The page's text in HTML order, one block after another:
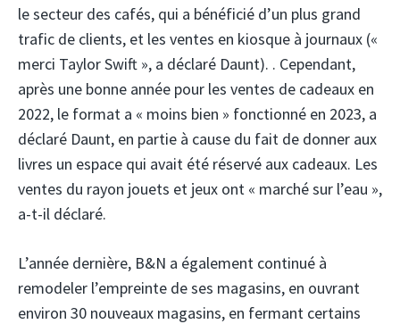
le secteur des cafés, qui a bénéficié d’un plus grand
trafic de clients, et les ventes en kiosque à journaux («
merci Taylor Swift », a déclaré Daunt). . Cependant,
après une bonne année pour les ventes de cadeaux en
2022, le format a « moins bien » fonctionné en 2023, a
déclaré Daunt, en partie à cause du fait de donner aux
livres un espace qui avait été réservé aux cadeaux. Les
ventes du rayon jouets et jeux ont « marché sur l’eau »,
a-t-il déclaré.
L’année dernière, B&N a également continué à
remodeler l’empreinte de ses magasins, en ouvrant
environ 30 nouveaux magasins, en fermant certains